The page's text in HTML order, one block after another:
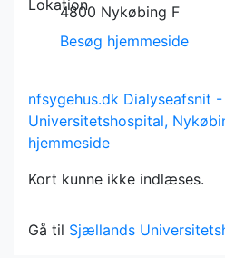
4800 Nykøbing F
Besøg hjemmeside
nfsygehus.dk Dialyseafsnit
Universitetshospital,
hjemmeside
Kort kunne ikke indlæses.
Gå til Sjællands